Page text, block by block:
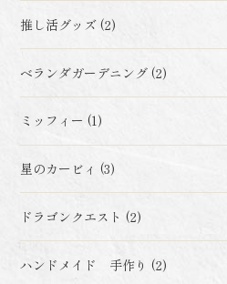
推し活グッズ (2)
ベランダガーデニング (2)
ミッフィー (1)
星のカービィ (3)
ドラゴンクエスト (2)
ハンドメイド 手作り (2)